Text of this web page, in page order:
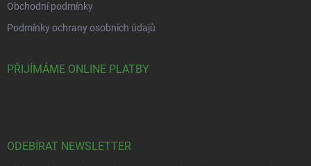
Obchodní podmínky
Podmínky ochrany osobních údajů
PŘIJÍMÁME ONLINE PLATBY
ODEBÍRAT NEWSLETTER